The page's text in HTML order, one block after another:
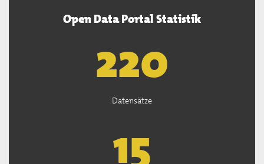
Open Data Portal Statistik
222
Datensätze
15